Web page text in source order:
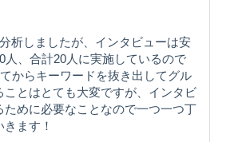
析しましたが、インタビューは安
人、合計20人に実施しているので
からキーワードを抜き出してグル
ことはとても大変ですが、インタビ
ために必要なことなので一つ一つ丁
ます！